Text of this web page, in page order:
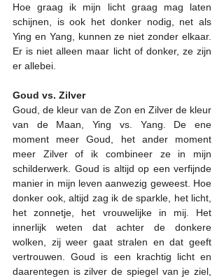
Hoe graag ik mijn licht graag mag laten
schijnen, is ook het donker nodig, net als
Ying en Yang, kunnen ze niet zonder elkaar.
Er is niet alleen maar licht of donker, ze zijn
er allebei.
Goud vs. Zilver
Goud, de kleur van de Zon en Zilver de kleur
van de Maan, Ying vs. Yang. De ene
moment meer Goud, het ander moment
meer Zilver of ik combineer ze in mijn
schilderwerk. Goud is altijd op een verfijnde
manier in mijn leven aanwezig geweest. Hoe
donker ook, altijd zag ik de sparkle, het licht,
het zonnetje, het vrouwelijke in mij. Het
innerlijk weten dat achter de donkere
wolken, zij weer gaat stralen en dat geeft
vertrouwen. Goud is een krachtig licht en
daarentegen is zilver de spiegel van je ziel,